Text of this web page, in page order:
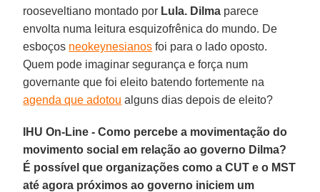
rooseveltiano montado por Lula. Dilma parece
envolta numa leitura esquizofrênica do mundo. De
esboços neokeynesianos foi para o lado oposto.
Quem pode imaginar segurança e força num
governante que foi eleito batendo fortemente na
agenda que adotou alguns dias depois de eleito?
IHU On-Line - Como percebe a movimentação do
movimento social em relação ao governo Dilma?
É possível que organizações como a CUT e o MST
até agora próximos ao governo iniciem um